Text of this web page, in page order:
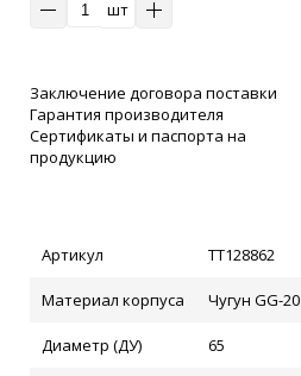
шт
Заключение договора поставки
Гарантия производителя
Сертификаты и паспорта на
продукцию
Артикул ТТ128862
Материал корпуса Чугун GG-20
Диаметр (ДУ) 65